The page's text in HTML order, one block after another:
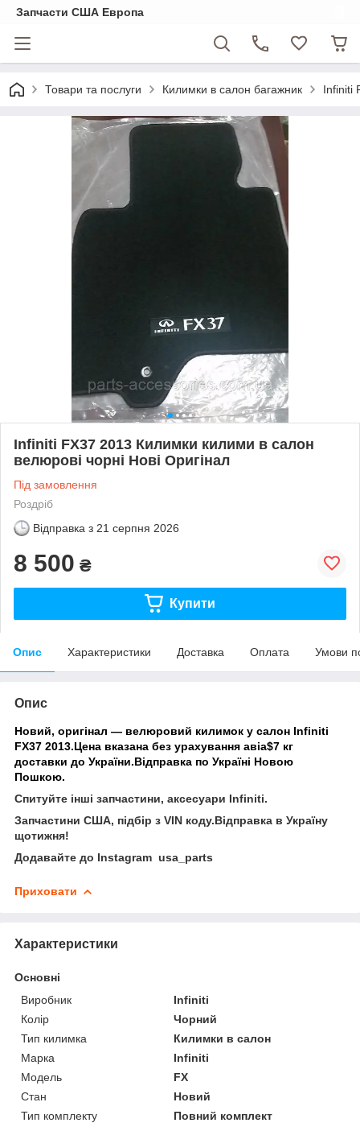
Запчасти США Европа
Товари та послуги Килимки в салон багажник Infiniti
Infiniti FX37 2013 Килимки килими в салон
велюрові чорні Нові Оригінал
Під замовлення
Роздріб
Відправка з 21 серпня 2026
8 500 ₴
Купити
Опис Характеристики Доставка Оплата Умови
Опис
Новий, оригінал — велюровий килимок у салон Infiniti
FX37 2013.Цена вказана без урахування авіа$7 кг
доставки до України.Відправка по Україні Новою
Пошкою.
Спитуйте інші запчастини, аксесуари Infiniti.
Запчастини США, підбір з VIN коду.Відправка в Україну
щотижня!
Додавайте до Instagram usa_parts
Приховати
Характеристики
Основні
Виробник
Infiniti
Колір
Чорний
Тип килимка
Килимки в салон
Марка
Infiniti
Модель
FX
Стан
Новий
Тип комплекту
Повний комплект